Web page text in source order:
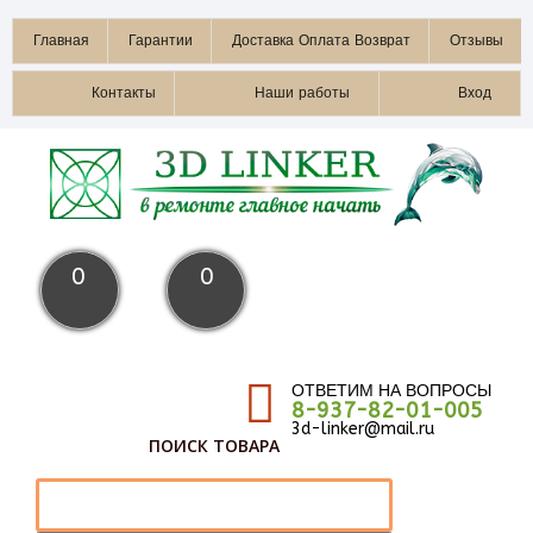
Главная Гарантии Доставка Оплата Возврат Отзывы
Контакты Наши работы Вход
0 0
ОТВЕТИМ НА ВОПРОСЫ
8-937-82-01-005
3d-linker@mail.ru
ПОИСК ТОВАРА